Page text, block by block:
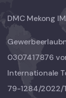
DMC Mekong
0307417876
Internationale
79-1284/2022/